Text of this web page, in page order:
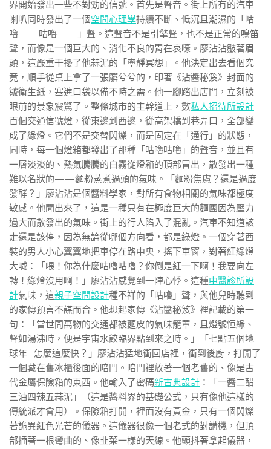
界開始發出一些不對勁的信號。首先是聲音。街上所有的汽車
喇叭同時發出了一個空間心理學持續不斷、低沉且潮濕的「咕
嚕——咕嚕——」聲。這聲音不是引擎聲，也不是正常的鳴笛
聲，而像是一個巨大的、消化不良的胃在哀嚎。廖沾沾皺著眉
頭，這嚴重干擾了他蒜泥的「寧靜冥想」。他決定出去看個究
竟，順手從桌上拿了一張髒兮兮的，印著《沾醬秘笈》封面的
皺衛生紙，塞進口袋以備不時之需。他一腳踏出店門，立刻被
眼前的景象震驚了。整條城市的主幹道上，數私人招待所設計
百個交通信號燈，從東邊到西邊，從高架橋到巷弄口，全部變
成了綠燈。它們不是交替閃爍，而是固定在「通行」的狀態，
同時，每一個燈箱都發出了那種「咕嚕咕嚕」的聲音，並且有
一層淡淡的、熱氣騰騰的白霧從燈箱的頂部冒出，散發出一種
難以名狀的——麵粉蒸煮過頭的氣味。「麵粉焦慮？還是過度
發酵？」廖沾沾是個醬料學家，對所有食物相關的氣味都極度
敏感。他聞出來了，這是一種只有在極度巨大的麵團因為壓力
過大而散發出的氣味。街上的行人陷入了混亂。汽車不知道該
走還是該停，因為無論從哪個方向看，都是綠燈。一個穿著西
裝的男人小心翼翼地把車停在路中央，搖下車窗，對著紅綠燈
大喊：「喂！你為什麼咕嚕咕嚕？你倒是紅一下啊！我要向左
轉！綠燈沒用啊！」廖沾沾感覺到一陣心悸。這種中醫診所設
計氣味，這親子空間設計種不祥的「咕嚕」聲，與他兒時聽到
的家傳預言不謀而合。他想起家傳《沾醬秘笈》裡記載的第一
句：「當世間萬物的交通都被麵皮的氣味籠罩，且燈號恒綠、
聲如湯沸時，便是宇宙水餃臨界點到來之時。」「七點五個地
球年…怎麼這麼快？」廖沾沾猛地衝回店裡，衝到後廚，打開了
一個藏在舊冰櫃後面的暗門。暗門裡放著一個老舊的、像是古
代金屬保險箱的東西。他輸入了密碼新古典設計 ：「一醬二醋
三油四辣五蒜泥」（這是醬料界的基礎公式，只有像他這樣的
傳統派才會用）。保險箱打開，裡面沒有黃金，只有一個閃爍
著詭異紅色光芒的儀器。這儀器很像一個老式的對講機，但頂
部插著一根彎曲的、像韭菜一樣的天線。他顫抖著拿起儀器，